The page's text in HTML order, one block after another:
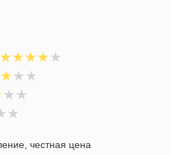
честная цена